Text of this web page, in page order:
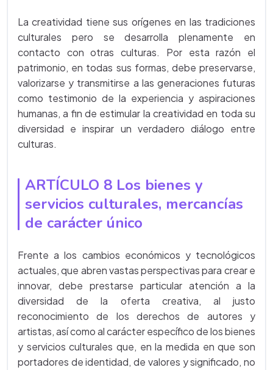
La creatividad tiene sus orígenes en las tradiciones
culturales pero se desarrolla plenamente en
contacto con otras culturas. Por esta razón el
patrimonio, en todas sus formas, debe preservarse,
valorizarse y transmitirse a las generaciones futuras
como testimonio de la experiencia y aspiraciones
humanas, a fin de estimular la creatividad en toda su
diversidad e inspirar un verdadero diálogo entre
culturas.
ARTÍCULO 8 Los bienes y
servicios culturales, mercancías
de carácter único
Frente a los cambios económicos y tecnológicos
actuales, que abren vastas perspectivas para crear e
innovar, debe prestarse particular atención a la
diversidad de la oferta creativa, al justo
reconocimiento de los derechos de autores y
artistas, así como al carácter específico de los bienes
y servicios culturales que, en la medida en que son
portadores de identidad, de valores y significado, no